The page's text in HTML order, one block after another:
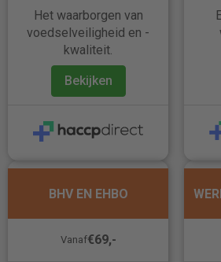
Het waarborgen van
voedselveiligheid en -
kwaliteit.
Bekijken
BHV EN EHBO
Vanaf€69,-